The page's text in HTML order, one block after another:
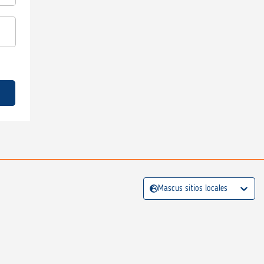
Mascus sitios locales